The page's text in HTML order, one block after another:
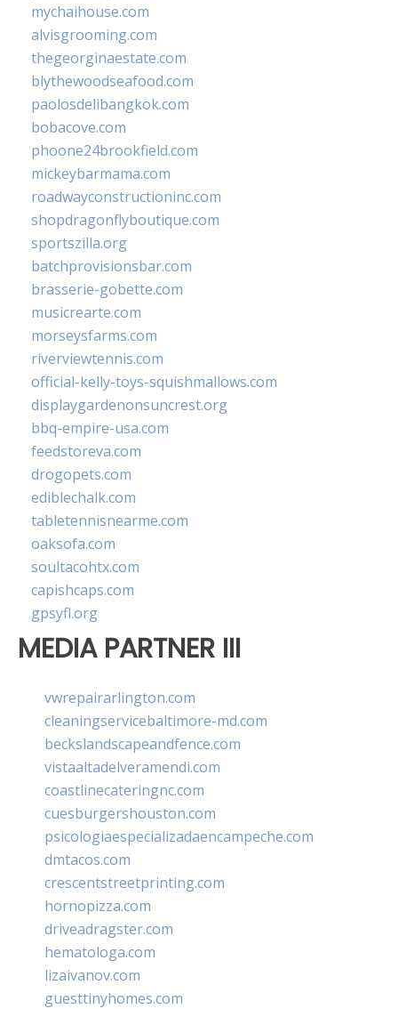
mychaihouse.com
alvisgrooming.com
thegeorginaestate.com
blythewoodseafood.com
paolosdelibangkok.com
bobacove.com
phoone24brookfield.com
mickeybarmama.com
roadwayconstructioninc.com
shopdragonflyboutique.com
sportszilla.org
batchprovisionsbar.com
brasserie-gobette.com
musicrearte.com
morseysfarms.com
riverviewtennis.com
official-kelly-toys-squishmallows.com
displaygardenonsuncrest.org
bbq-empire-usa.com
feedstoreva.com
drogopets.com
ediblechalk.com
tabletennisnearme.com
oaksofa.com
soultacohtx.com
capishcaps.com
gpsyfl.org
MEDIA PARTNER III
vwrepairarlington.com
cleaningservicebaltimore-md.com
beckslandscapeandfence.com
vistaaltadelveramendi.com
coastlinecateringnc.com
cuesburgershouston.com
psicologiaespecializadaencampeche.com
dmtacos.com
crescentstreetprinting.com
hornopizza.com
driveadragster.com
hematologa.com
lizaivanov.com
guesttinyhomes.com